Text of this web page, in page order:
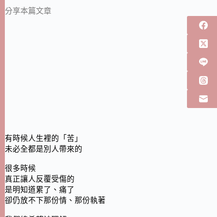
分享本篇文章
有時候人生裡的「苦」
未必全都是別人帶來的
很多時候
真正讓人反覆受傷的
是明知道累了、痛了
卻仍放不下那份情、那份執著